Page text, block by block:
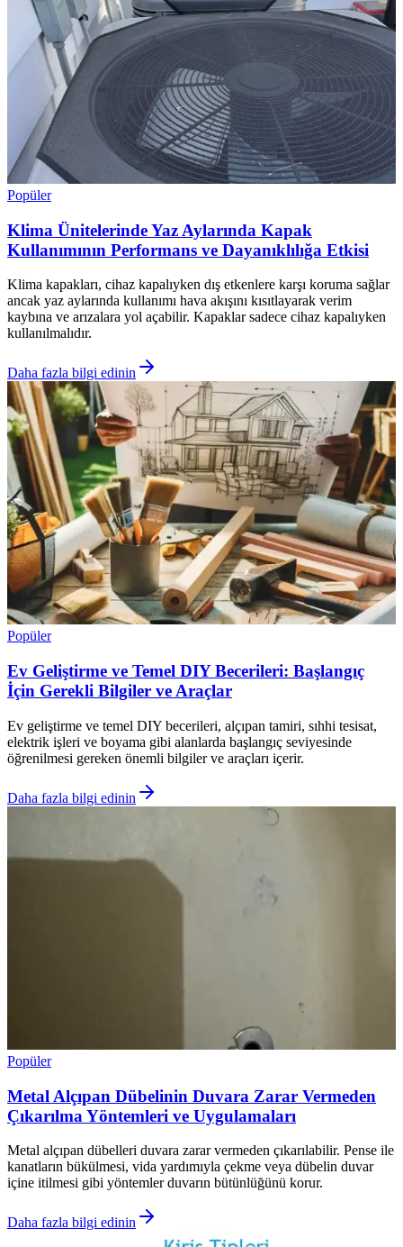
Popüler
Klima Ünitelerinde Yaz Aylarında Kapak
Kullanımının Performans ve Dayanıklılığa Etkisi
Klima kapakları, cihaz kapalıyken dış etkenlere karşı koruma sağlar
ancak yaz aylarında kullanımı hava akışını kısıtlayarak verim
kaybına ve arızalara yol açabilir. Kapaklar sadece cihaz kapalıyken
kullanılmalıdır.
Daha fazla bilgi edinin
Popüler
Ev Geliştirme ve Temel DIY Becerileri: Başlangıç
İçin Gerekli Bilgiler ve Araçlar
Ev geliştirme ve temel DIY becerileri, alçıpan tamiri, sıhhi tesisat,
elektrik işleri ve boyama gibi alanlarda başlangıç seviyesinde
öğrenilmesi gereken önemli bilgiler ve araçları içerir.
Daha fazla bilgi edinin
Popüler
Metal Alçıpan Dübelinin Duvara Zarar Vermeden
Çıkarılma Yöntemleri ve Uygulamaları
Metal alçıpan dübelleri duvara zarar vermeden çıkarılabilir. Pense ile
kanatların bükülmesi, vida yardımıyla çekme veya dübelin duvar
içine itilmesi gibi yöntemler duvarın bütünlüğünü korur.
Daha fazla bilgi edinin